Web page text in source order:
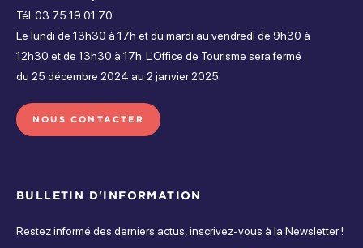
Ouvert de 11h30 à 15h et de 18h à 00h
Vendredi
Ouvert de 11h30 à 15h et de 18h à 00h
Parking gratuit
Services
Plats à emporter
Vente à emporter le soir
Tél. 03 75 19 01 70
Le lundi de 13h30 à 17h et du mardi au vendredi de 9h30 à
12h30 et de 13h30 à 17h. L'Office de Tourisme sera fermé
du 25 décembre 2024 au 2 janvier 2025.
NOUS CONTACTER
BULLETIN D'INFORMATION
Restez informé des derniers actus, inscrivez-vous à la Newsletter !